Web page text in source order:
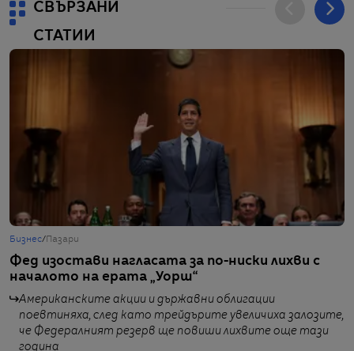
СВЪРЗАНИ
СТАТИИ
Бизнес/Пазари
Фед изостави нагласата за по-ниски лихви с
началото на ерата „Уорш“
Американските акции и държавни облигации
поевтиняха, след като трейдърите увеличиха залозите,
че Федералният резерв ще повиши лихвите още тази
година